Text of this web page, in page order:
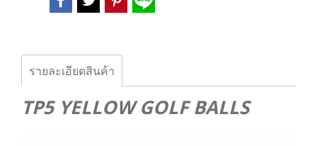
รายละเอียดสินค้า
TP5 YELLOW GOLF BALLS